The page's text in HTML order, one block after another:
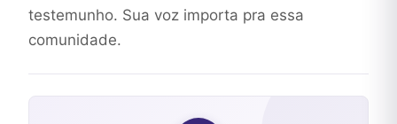
testemunho. Sua voz importa pra essa
comunidade.